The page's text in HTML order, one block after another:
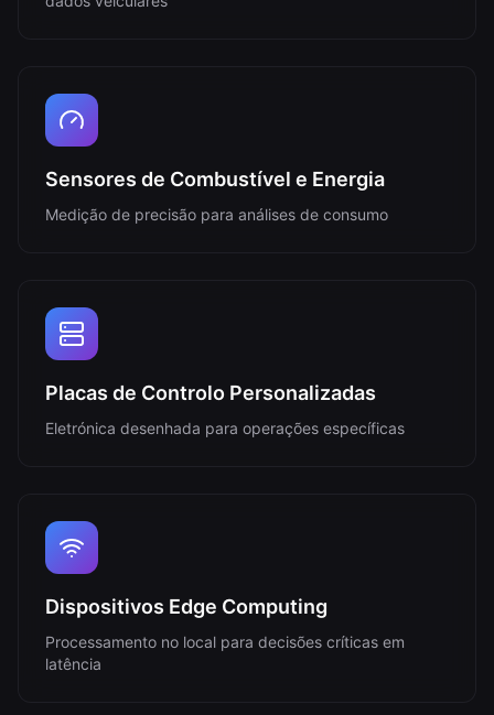
Sensores de Combustível e Energia
Medição de precisão para análises de consumo
Placas de Controlo Personalizadas
Eletrónica desenhada para operações específicas
Dispositivos Edge Computing
Processamento no local para decisões críticas em
latência